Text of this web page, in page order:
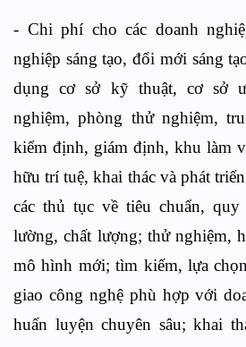
- Chi phí cho các doanh
nghiệp sáng tạo, đổi mới sáng
dụng cơ sở kỹ thuật, cơ sở
nghiệm, phòng thử nghiệm,
kiểm định, giám định, khu làm
hữu trí tuệ, khai thác và phát
các thủ tục về tiêu chuẩn,
lường, chất lượng; thử nghiệm,
mô hình mới; tìm kiếm, lựa
giao công nghệ phù hợp với
huấn luyện chuyên sâu; khai